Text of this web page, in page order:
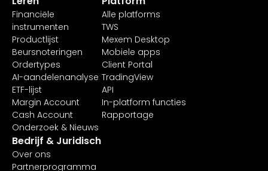
Financiële
instrumenten
Productlijst
Beursnoteringen
Ordertypes
AI-aandelenanalyse
ETF-lijst
Margin Account
Cash Account
Onderzoek & Nieuws
Alle platforms
TWS
Mexem Desktop
Mobiele apps
Client Portal
TradingView
API
In-platform functies
Rapportage
Bedrijf & Juridisch
Over ons
Partnerprogramma